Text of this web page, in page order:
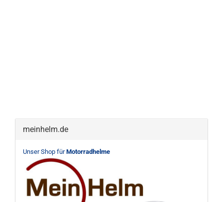
meinhelm.de
Unser Shop fürMotorradhelme